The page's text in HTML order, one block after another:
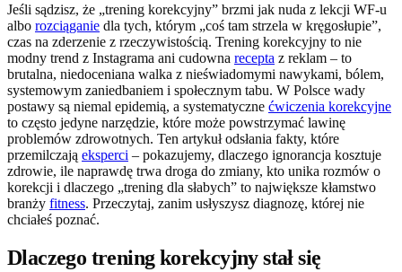
Jeśli sądzisz, że „trening korekcyjny” brzmi jak nuda z lekcji WF-u
albo rozciąganie dla tych, którym „coś tam strzela w kręgosłupie”,
czas na zderzenie z rzeczywistością. Trening korekcyjny to nie
modny trend z Instagrama ani cudowna recepta z reklam – to
brutalna, niedoceniana walka z nieświadomymi nawykami, bólem,
systemowym zaniedbaniem i społecznym tabu. W Polsce wady
postawy są niemal epidemią, a systematyczne ćwiczenia korekcyjne
to często jedyne narzędzie, które może powstrzymać lawinę
problemów zdrowotnych. Ten artykuł odsłania fakty, które
przemilczają eksperci – pokazujemy, dlaczego ignorancja kosztuje
zdrowie, ile naprawdę trwa droga do zmiany, kto unika rozmów o
korekcji i dlaczego „trening dla słabych” to największe kłamstwo
branży fitness. Przeczytaj, zanim usłyszysz diagnozę, której nie
chciałeś poznać.
Dlaczego trening korekcyjny stał się